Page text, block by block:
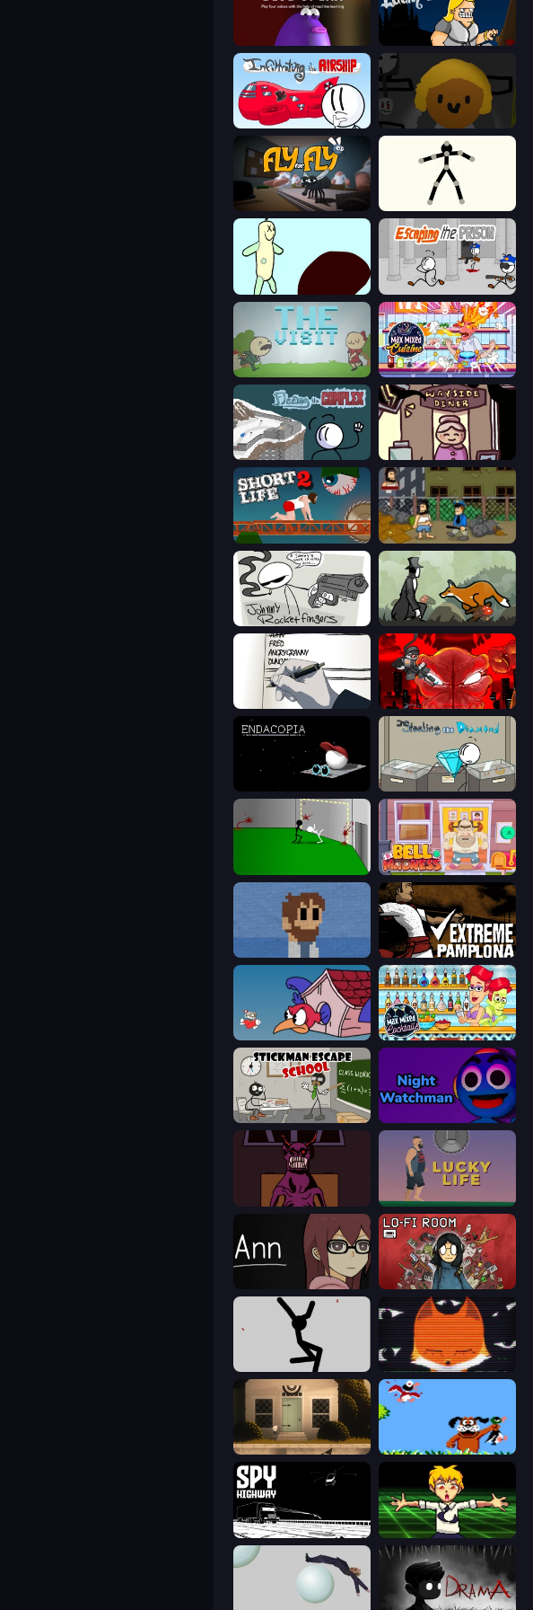
Blob Opera Lucky Tower
Infiltrating the Airship
Fly for Fly Stick Animator
Doodieman Voodoo Escaping the Prison
The Visit Max Mixed Cuisine
Fleeing the Complex Diner in the Storm
Short Life 2 Hobo
Johnny Rocketfingers The Illusionist's Dream
Death Note Type Madness Accelerant
Endacopia Stealing the Diamond
Bell Madness
Extreme Pamplona
Cuphead Max Mixed Cocktails
Stickman Escape School
Owner is Dead 2 Lucky Life
Lofi Room
SYNTAXIA
Once Upon A Coma Duck Hunt
Spy Highway Chainsaw Dance